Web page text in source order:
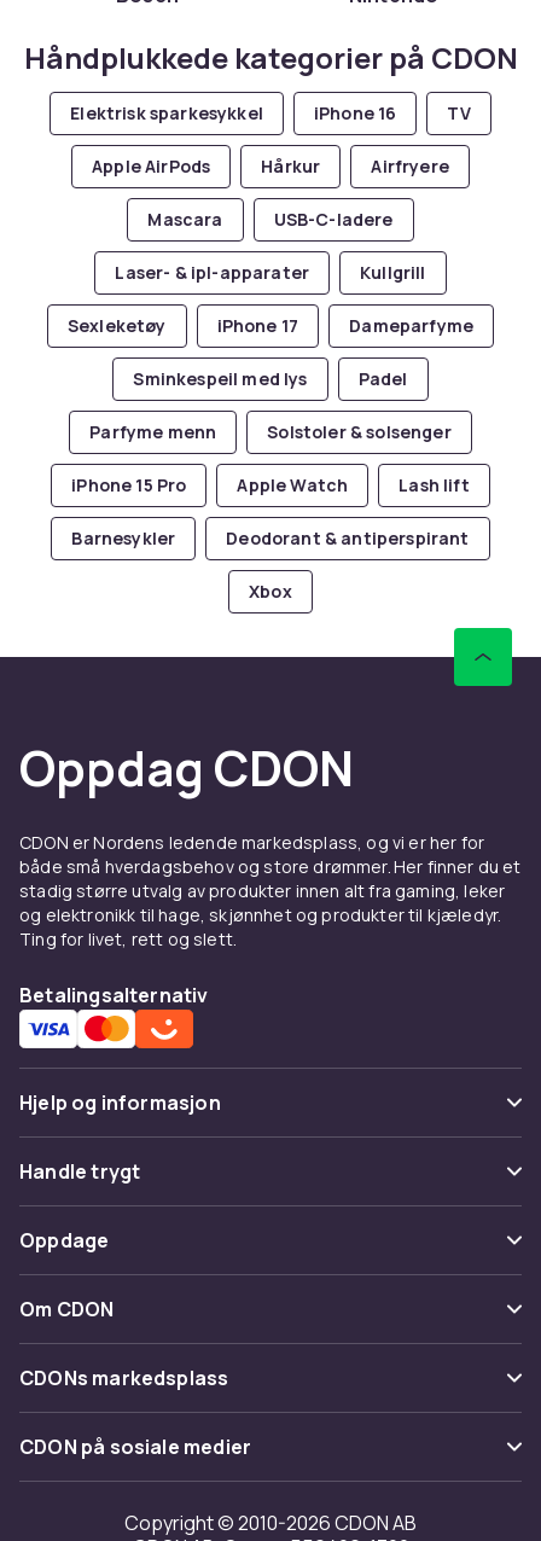
Håndplukkede kategorier på CDON
Elektrisk sparkesykkel iPhone 16 TV
Apple AirPods Hårkur Airfryere
Mascara USB-C-ladere
Laser- & ipl-apparater Kullgrill
Sexleketøy iPhone 17 Dameparfyme
Sminkespeil med lys Padel
Parfyme menn Solstoler & solsenger
iPhone 15 Pro Apple Watch Lash lift
Barnesykler Deodorant & antiperspirant
Xbox
Oppdag CDON
CDON er Nordens ledende markedsplass, og vi er her for
både små hverdagsbehov og store drømmer. Her finner du et
stadig større utvalg av produkter innen alt fra gaming, leker
og elektronikk til hage, skjønnhet og produkter til kjæledyr.
Ting for livet, rett og slett.
Betalingsalternativ
Hjelp og informasjon
Vanlige spørsmål
Spor pakke
Angre & returner her
Kontakt oss
Handle trygt
Betaling
Levering
Tilbakekallinger
Oppdage
Kategorier
Varemerker
Om CDON
Om oss
Kundeanmeldelser
Jobbe på CDON
Investor relations
CDONs markedsplass
Merchant Help Center
CDON på sosiale medier
Copyright © 2010-2026 CDON AB